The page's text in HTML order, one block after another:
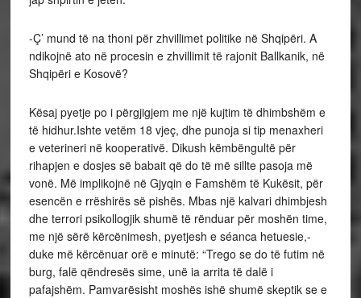
-Ç’ mund të na thoni për zhvillimet politike në Shqipëri. A
ndikojnë ato në procesin e zhvillimit të rajonit Ballkanik, në
Shqipëri e Kosovë?
Kësaj pyetje po i përgjigjem me një kujtim të dhimbshëm e
të hidhur.Ishte vetëm 18 vjeç, dhe punoja si tip menaxheri
e veterineri në kooperativë. Dikush këmbëngultë për
rihapjen e dosjes së babait që do të më sillte pasoja më
vonë. Më implikojnë në Gjyqin e Famshëm të Kukësit, për
esencën e rrëshirës së pishës. Mbas një kalvari dhimbjesh
dhe terrori psikollogjik shumë të rënduar për moshën time,
me një sërë kërcënimesh, pyetjesh e séanca hetuesie,-
duke më kërcënuar orë e minutë: “Trego se do të futim në
burg, falë qëndresës sime, unë ia arrita të dalë i
pafajshëm. Pamvarësisht moshës ishë shumë skeptik se e